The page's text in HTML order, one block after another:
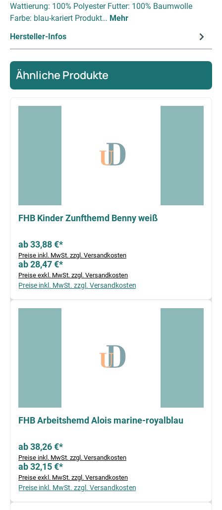
Wattierung: 100% Polyester Futter: 100% Baumwolle
Farbe: blau-kariert Produkt… Mehr
Hersteller-Infos
Ähnliche Produkte
FHB Kinder Zunfthemd Benny weiß
ab 33,88 €*
Preise inkl. MwSt. zzgl. Versandkosten
ab 28,47 €*
Preise exkl. MwSt. zzgl. Versandkosten
Preise inkl. MwSt. zzgl. Versandkosten
FHB Arbeitshemd Alois marine-royalblau
ab 38,26 €*
Preise inkl. MwSt. zzgl. Versandkosten
ab 32,15 €*
Preise exkl. MwSt. zzgl. Versandkosten
Preise inkl. MwSt. zzgl. Versandkosten